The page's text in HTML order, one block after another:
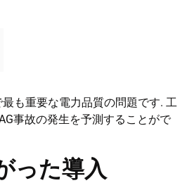
も重要な電力品質の問題です. 工
事故の発生を予測することがで
った導入